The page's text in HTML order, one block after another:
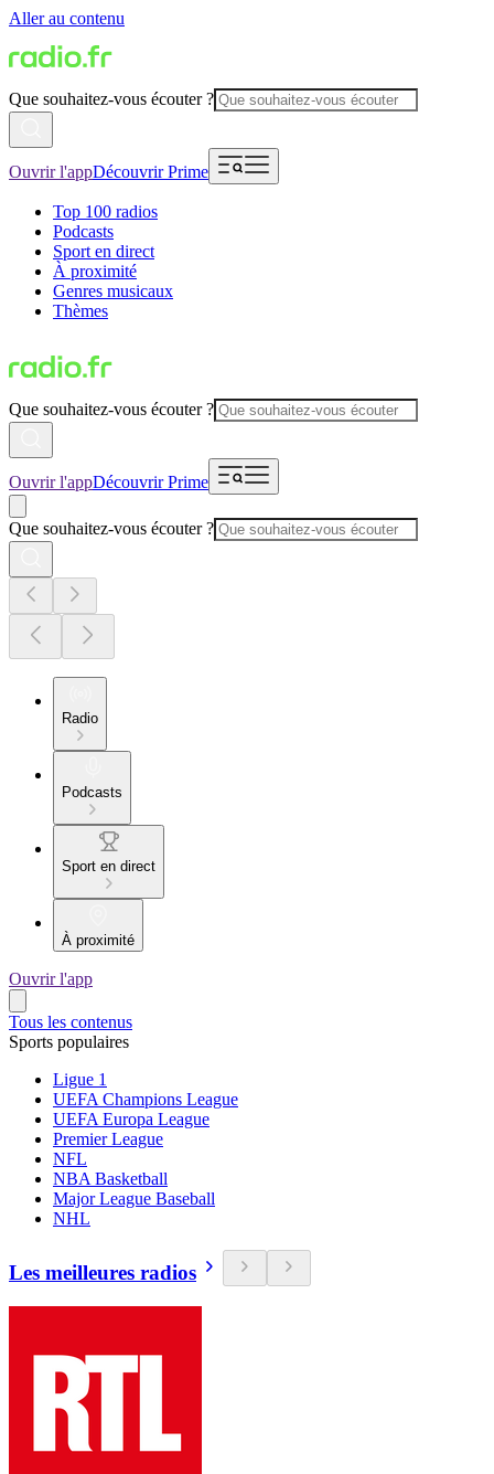
Aller au contenu
Que souhaitez-vous écouter ?
Ouvrir l'appDécouvrir Prime
Top 100 radios
Podcasts
Sport en direct
À proximité
Genres musicaux
Thèmes
Que souhaitez-vous écouter ?
Ouvrir l'appDécouvrir Prime
Que souhaitez-vous écouter ?
Radio
Podcasts
Sport en direct
À proximité
Ouvrir l'app
Tous les contenus
Sports populaires
Ligue 1
UEFA Champions League
UEFA Europa League
Premier League
NFL
NBA Basketball
Major League Baseball
NHL
Les meilleures radios